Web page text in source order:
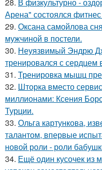
Арена" состоялся
29. Оксана самойлова
мужчиной в постели.
30. Неуязвимый Эндрю
тренировался с сердцем
31. Тренировка мышц
32. Шторка вместо
миллионами: Ксения
Турции.
33. Ольга картункова,
талантом, впервые
новой роли - роли
34. Ещё один кусочек из